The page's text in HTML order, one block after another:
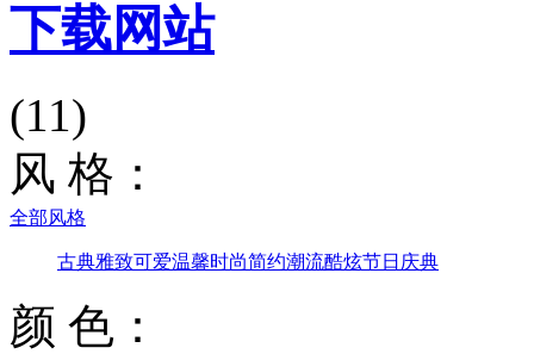
下载网站
(11)
风 格：
全部风格
古典雅致可爱温馨时尚简约潮流酷炫节日庆典
颜 色：